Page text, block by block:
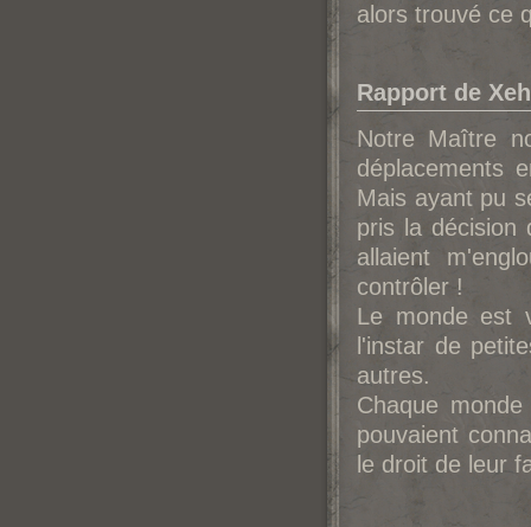
alors trouvé ce
Rapport de
Notre Maître
déplacements
Mais ayant pu
pris la décision
allaient
contrôler !
Le monde est
l'instar de
autres.
Chaque
pouvaient
le droit de leur